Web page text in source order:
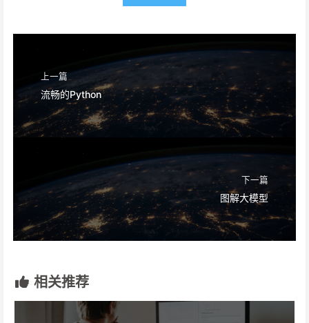
上一篇
流畅的Python
下一篇
图解大模型
相关推荐